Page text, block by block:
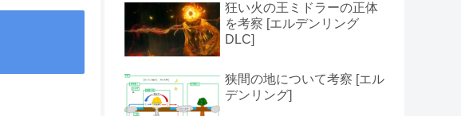
狂い火の王ミドラーの正体
を考察 [エルデンリング
DLC]
狭間の地について考察 [エル
デンリング]